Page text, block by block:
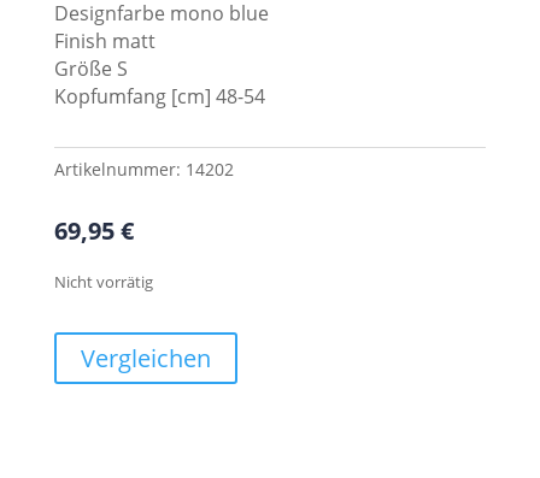
Designfarbe mono blue
Finish matt
Größe S
Kopfumfang [cm] 48-54
Artikelnummer: 14202
69,95€
Nicht vorrätig
Vergleichen